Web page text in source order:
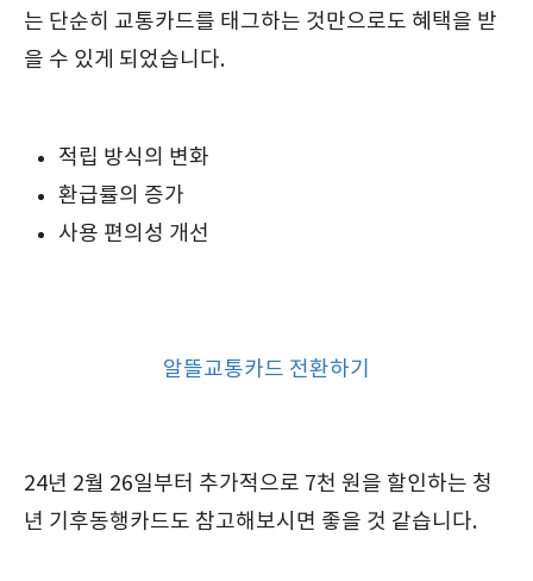
는 단순히 교통카드를 태그하는 것만으로도 혜택을 받
을 수 있게 되었습니다.
적립 방식의 변화
환급률의 증가
사용 편의성 개선
알뜰교통카드 전환하기
24년 2월 26일부터 추가적으로 7천 원을 할인하는 청
년 기후동행카드도 참고해보시면 좋을 것 같습니다.